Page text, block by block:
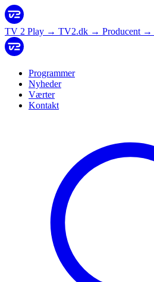
TV 2 Play → TV2.dk → Producent →
Programmer
Nyheder
Værter
Kontakt